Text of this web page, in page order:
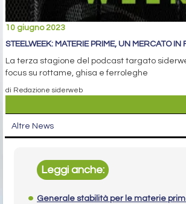
10 giugno 2023
STEELWEEK: MATERIE PRIME, UN MERCATO IN
La terza stagione del podcast targato
focus su rottame, ghisa e ferroleghe
di Redazione siderweb
Altre News
Leggi anche:
Generale stabilità per le materie